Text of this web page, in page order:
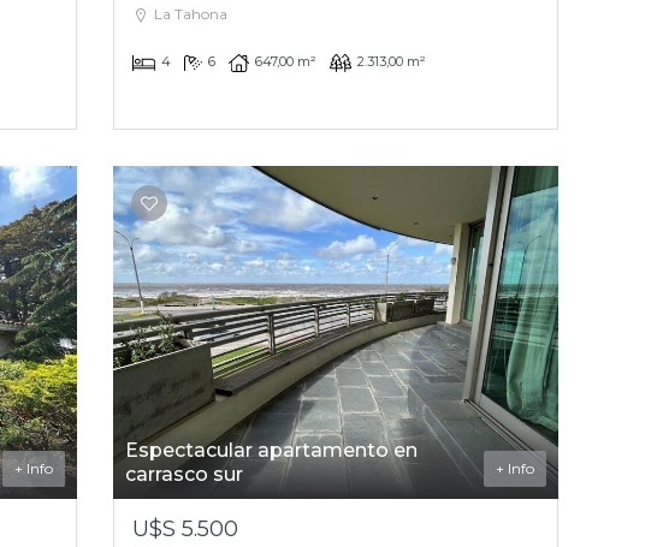
La Tahona
4 6 647,00 m² 2.313,00 m²
+ Info
Espectacular apartamento en
carrasco sur
+ Info
U$S 5.500